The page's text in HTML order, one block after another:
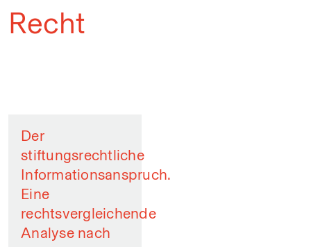
Recht
Der
stiftungsrechtliche
Informationsanspruch.
Eine
rechtsvergleichende
Analyse nach